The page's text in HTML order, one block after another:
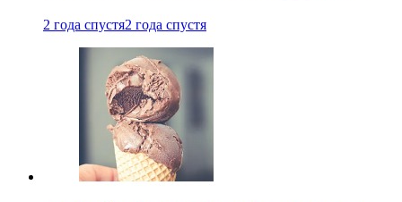
2 года спустя2 года спустя